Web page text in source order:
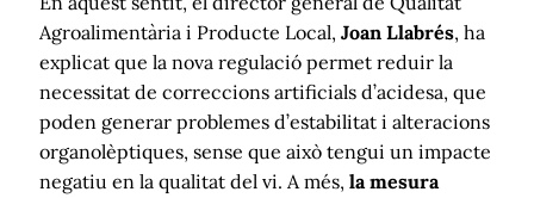
Agroalimentària i Producte Local, Joan Llabrés, ha
explicat que la nova regulació permet reduir la
necessitat de correccions artificials d’acidesa, que
poden generar problemes d’estabilitat i alteracions
organolèptiques, sense que això tengui un impacte
negatiu en la qualitat del vi. A més, la mesura